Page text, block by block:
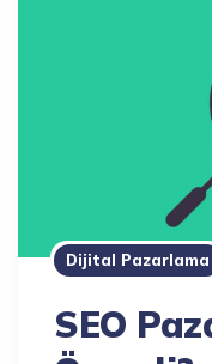
Dijital Pazarlama
SEO